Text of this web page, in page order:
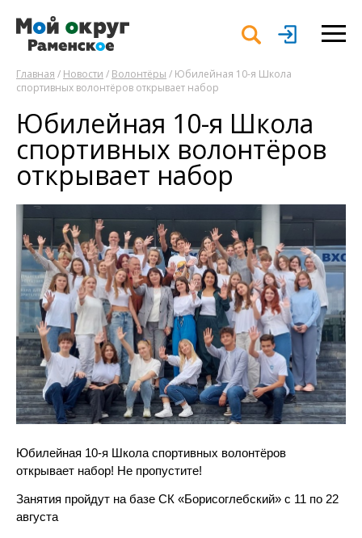
Главная / Новости / Волонтёры / Юбилейная 10-я Школа
спортивных волонтёров открывает набор
Юбилейная 10-я Школа
спортивных волонтёров
открывает набор
Юбилейная 10-я Школа спортивных волонтёров
открывает набор! Не пропустите!
Занятия пройдут на базе СК «Борисоглебский» с 11 по 22
августа